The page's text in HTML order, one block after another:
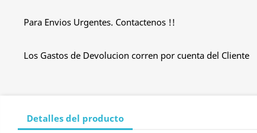
Para Envios Urgentes. Contactenos !!
Los Gastos de Devolucion corren por cuenta del Cliente
Detalles del producto